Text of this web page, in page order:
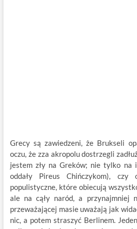
Grecy są zawiedzeni, że Brukseli
oczu, że zza akropolu dostrzegli
jestem zły na Greków; nie tylko na
oddały Pireus Chińczykom), czy
populistyczne, które obiecują
ale na cąły naród, a przynajmniej
przeważającej masie uważają jak
nic, a potem straszyć Berlinem.